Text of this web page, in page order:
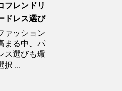
フレンドリ
ドレス選び
ァッション
まる中、パ
ス選びも環
択 ...